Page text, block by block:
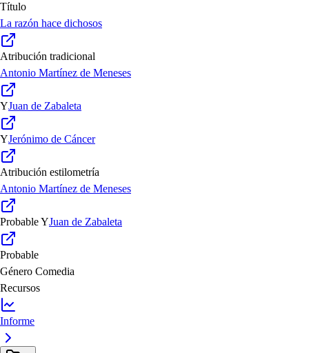
Título
La razón hace dichosos
Atribución tradicional
Antonio Martínez de Meneses
YJuan de Zabaleta
YJerónimo de Cáncer
Atribución estilometría
Antonio Martínez de Meneses
ProbableYJuan de Zabaleta
Probable
Género Comedia
Recursos
Informe